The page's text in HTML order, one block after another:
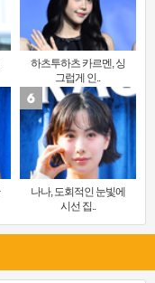
하츠투하츠 카르멘, 싱
그럽게 인..
나나, 도회적인 눈빛에
시선 집..